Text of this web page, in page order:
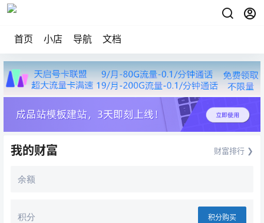
首页 小店 导航 文档
我的财富 财富排行 ❯
余额
积分 积分购买